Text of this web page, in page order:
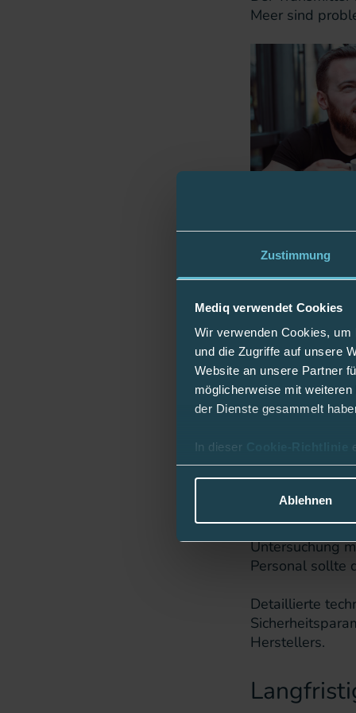
Zustimmung
Mediq verwendet Cookies
Wir verwenden Cookies,
und die Zugriffe auf unsere
Website an unsere Partner
möglicherweise mit
der Dienste gesammelt
In dieser
Ablehnen
Meer sind
– unterstützt
Sicher
Auch auf
Flughafen
empfiehlt sich
MRT-
Eine MRT-
Untersuchung
Personal sollte
Detaillierte
Herstellers.